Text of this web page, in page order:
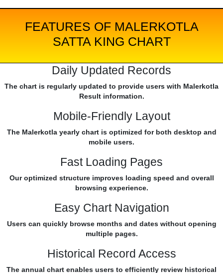
FEATURES OF MALERKOTLA
SATTA KING CHART
Daily Updated Records
The chart is regularly updated to provide users with Malerkotla
Result information.
Mobile-Friendly Layout
The Malerkotla yearly chart is optimized for both desktop and
mobile users.
Fast Loading Pages
Our optimized structure improves loading speed and overall
browsing experience.
Easy Chart Navigation
Users can quickly browse months and dates without opening
multiple pages.
Historical Record Access
The annual chart enables users to efficiently review historical